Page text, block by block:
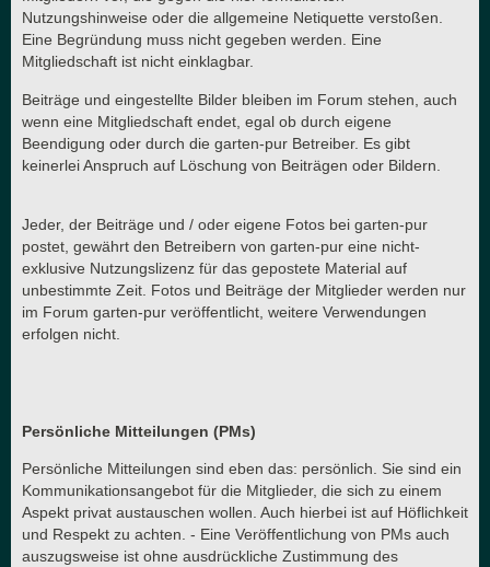
Nutzungshinweise oder die allgemeine Netiquette verstoßen.
Eine Begründung muss nicht gegeben werden. Eine
Mitgliedschaft ist nicht einklagbar.
Beiträge und eingestellte Bilder bleiben im Forum stehen, auch
wenn eine Mitgliedschaft endet, egal ob durch eigene
Beendigung oder durch die garten-pur Betreiber. Es gibt
keinerlei Anspruch auf Löschung von Beiträgen oder Bildern.
Jeder, der Beiträge und / oder eigene Fotos bei garten-pur
postet, gewährt den Betreibern von garten-pur eine nicht-
exklusive Nutzungslizenz für das gepostete Material auf
unbestimmte Zeit. Fotos und Beiträge der Mitglieder werden nur
im Forum garten-pur veröffentlicht, weitere Verwendungen
erfolgen nicht.
Persönliche Mitteilungen (PMs)
Persönliche Mitteilungen sind eben das: persönlich. Sie sind ein
Kommunikationsangebot für die Mitglieder, die sich zu einem
Aspekt privat austauschen wollen. Auch hierbei ist auf Höflichkeit
und Respekt zu achten. - Eine Veröffentlichung von PMs auch
auszugsweise ist ohne ausdrückliche Zustimmung des